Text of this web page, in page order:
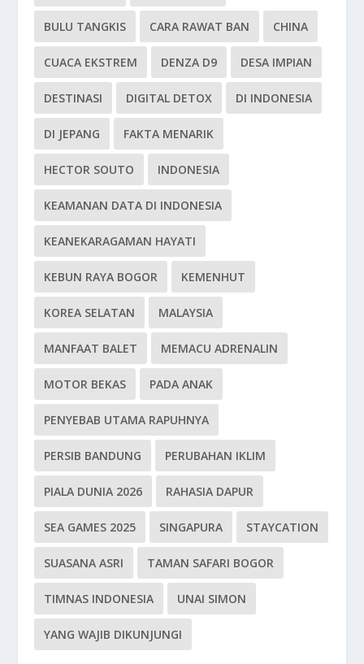
BULU TANGKIS CARA RAWAT BAN CHINA
CUACA EKSTREM DENZA D9 DESA IMPIAN
DESTINASI DIGITAL DETOX DI INDONESIA
DI JEPANG FAKTA MENARIK
HECTOR SOUTO INDONESIA
KEAMANAN DATA DI INDONESIA
KEANEKARAGAMAN HAYATI
KEBUN RAYA BOGOR KEMENHUT
KOREA SELATAN MALAYSIA
MANFAAT BALET MEMACU ADRENALIN
MOTOR BEKAS PADA ANAK
PENYEBAB UTAMA RAPUHNYA
PERSIB BANDUNG PERUBAHAN IKLIM
PIALA DUNIA 2026 RAHASIA DAPUR
SEA GAMES 2025 SINGAPURA STAYCATION
SUASANA ASRI TAMAN SAFARI BOGOR
TIMNAS INDONESIA UNAI SIMON
YANG WAJIB DIKUNJUNGI